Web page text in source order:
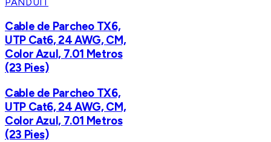
Cable de Parcheo TX6,
UTP Cat6, 24 AWG, CM,
Color Azul, 7.01 Metros
(23 Pies)
Cable de Parcheo TX6,
UTP Cat6, 24 AWG, CM,
Color Azul, 7.01 Metros
(23 Pies)